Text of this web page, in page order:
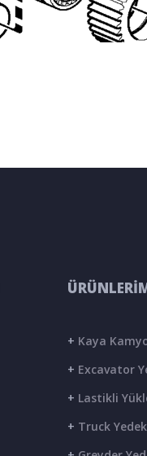
+ Kaya
+ Excavator
+ Lastikli
+ Truck